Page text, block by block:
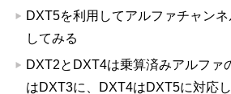
DXT5を利用してアルファチャン
してみる
DXT2とDXT4は乗算済みアルファ
はDXT3に、DXT4はDXT5に対応